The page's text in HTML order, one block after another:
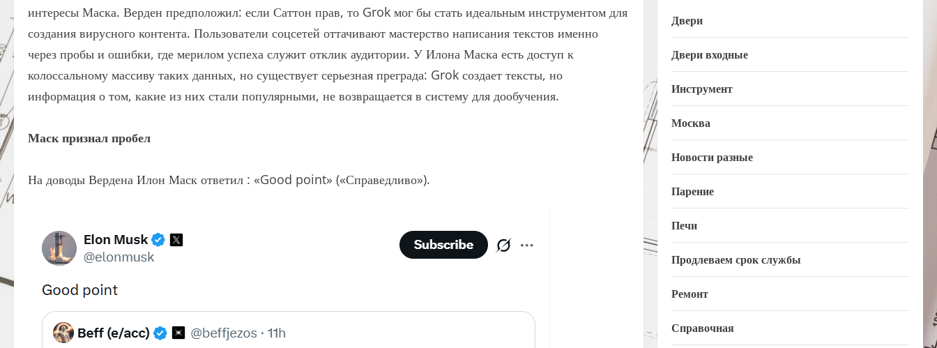
интересы Маска. Верден предположил: если Саттон прав, то Grok мог бы стать идеальным инструментом для
создания вирусного контента. Пользователи соцсетей оттачивают мастерство написания текстов именно
через пробы и ошибки, где мерилом успеха служит отклик аудитории. У Илона Маска есть доступ к
колоссальному массиву таких данных, но существует серьезная преграда: Grok создает тексты, но
информация о том, какие из них стали популярными, не возвращается в систему для дообучения.
Маск признал пробел
На доводы Вердена Илон Маск ответил : «Good point» («Справедливо»).
Двери
Двери входные
Инструмент
Москва
Новости разные
Парение
Печи
Продлеваем срок службы
Ремонт
Справочная